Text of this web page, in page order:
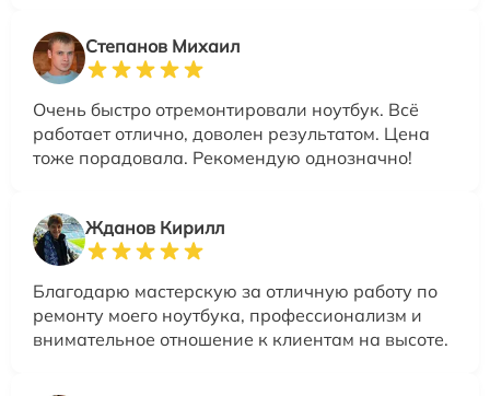
Степанов Михаил
Очень быстро отремонтировали ноутбук. Всё
работает отлично, доволен результатом. Цена
тоже порадовала. Рекомендую однозначно!
Жданов Кирилл
Благодарю мастерскую за отличную работу по
ремонту моего ноутбука, профессионализм и
внимательное отношение к клиентам на высоте.